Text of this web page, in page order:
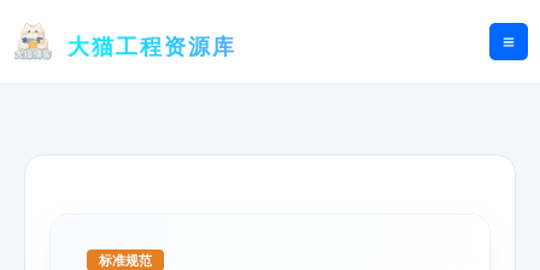
大猫工程资源库
标准规范